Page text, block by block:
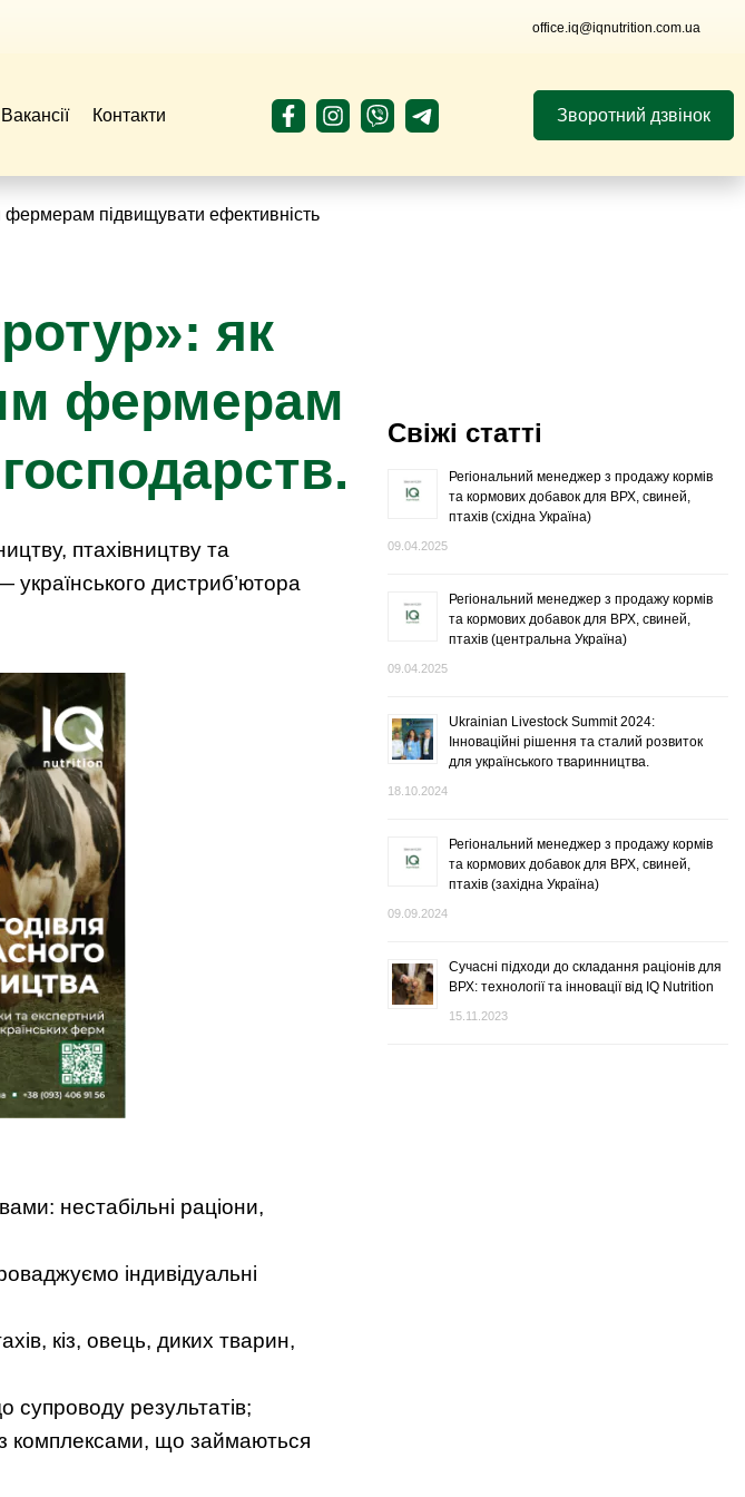
office.iq@iqnutrition.com.ua
Вакансії Контакти Зворотний дзвінок
фермерам підвищувати ефективність
як
фермерам
птахівництву та
українського дистриб’ютора
нестабільні раціони,
індивідуальні
кіз, овець, диких тварин,
супроводу результатів;
комплексами, що займаються
Свіжі статті
Регіональний менеджер з продажу кормів
та кормових добавок для ВРХ, свиней,
птахів (східна Україна)
09.04.2025
Регіональний менеджер з продажу кормів
та кормових добавок для ВРХ, свиней,
птахів (центральна Україна)
09.04.2025
Ukrainian Livestock Summit 2024:
Інноваційні рішення та сталий розвиток
для українського тваринництва.
18.10.2024
Регіональний менеджер з продажу кормів
та кормових добавок для ВРХ, свиней,
птахів (західна Україна)
09.09.2024
Сучасні підходи до складання раціонів для
ВРХ: технології та інновації від IQ Nutrition
15.11.2023